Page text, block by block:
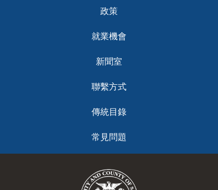
政策
就業機會
新聞室
聯繫方式
傳統目錄
常見問題